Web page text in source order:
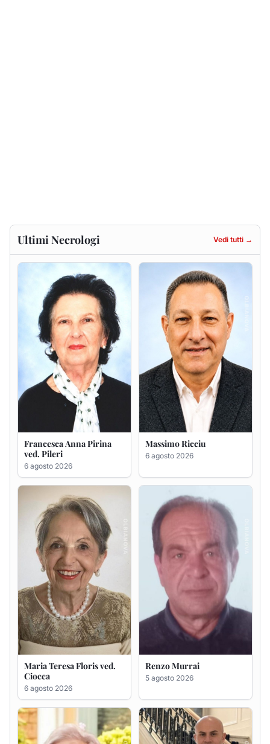
Francesca Anna Pirina
ved. Pileri
6 agosto 2026
Massimo Ricciu
6 agosto 2026
Maria Teresa Floris ved.
6 agosto 2026
Renzo Murrai
5 agosto 2026
Giovanna Ponsanu Ved.
Decandia
5 agosto 2026
Giuseppe Saba
5 agosto 2026